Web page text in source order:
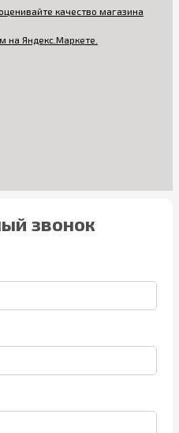
звонок